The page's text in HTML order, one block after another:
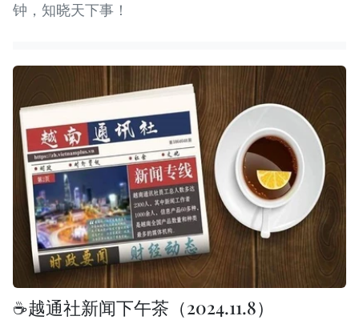
钟，知晓天下事！
☕️越通社新闻下午茶（2024.11.8）